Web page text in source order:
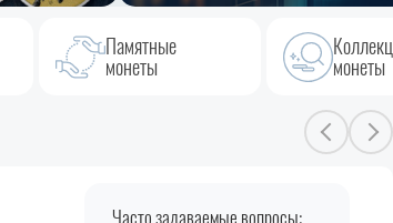
Памятные
монеты монеты
Часто задаваемые вопросы: